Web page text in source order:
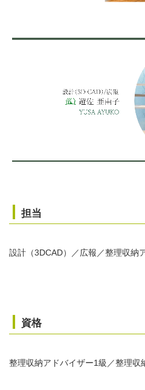
担当
設計（3DCAD）／広報／整理収納
資格
整理収納アドバイザー1級／整理収